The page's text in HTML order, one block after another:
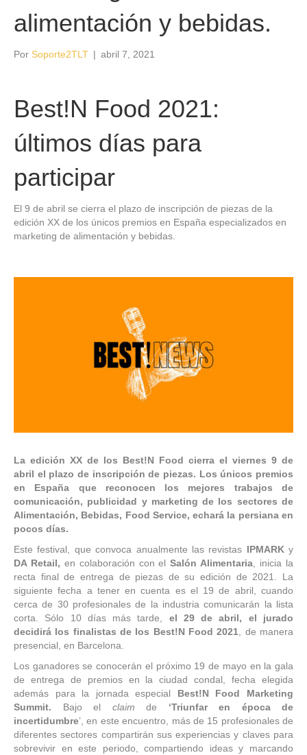
alimentación y bebidas.
Por Soporte2TLT | abril 7, 2021
Best!N Food 2021:
últimos días para
participar
El 9 de abril se cierra el plazo de inscripción de piezas de la
edición XX de los únicos premios en España especializados en
marketing de alimentación y bebidas.
La edición XX de los Best!N Food cierra el viernes 9 de
abril el plazo de inscripción de piezas. Los únicos premios
en España que reconocen los mejores trabajos de
comunicación, publicidad y marketing de los sectores de
Alimentación, Bebidas, Food Service, echará la persiana en
pocos días.
Este festival, que convoca anualmente las revistas IPMARK y
DA Retail, en colaboración con elSalón Alimentaria, inicia la
recta final de entrega de piezas de su edición de 2021. La
siguiente fecha a tener en cuenta es el 19 de abril, cuando
cerca de 30 profesionales de la industria comunicarán la lista
corta. Sólo 10 días más tarde, el 29 de abril, el jurado
decidirá los finalistas de los Best!N Food 2021, de manera
presencial, en Barcelona.
Los ganadores se conocerán el próximo 19 de mayo en la gala
de entrega de premios en la ciudad condal, fecha elegida
además para la jornada especial Best!N Food Marketing
Summit. Bajo el claim de ‘Triunfar en época de
incertidumbre’, en este encuentro, más de 15 profesionales de
diferentes sectores compartirán sus experiencias y claves para
sobrevivir en este periodo, compartiendo ideas y marcando